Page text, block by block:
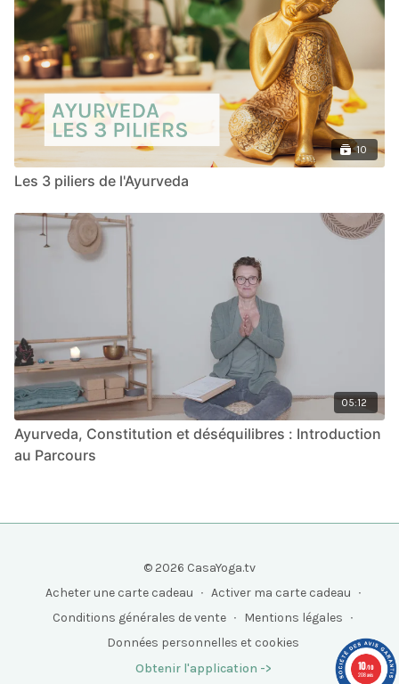
10
Les 3 piliers de l'Ayurveda
05:12
Ayurveda, Constitution et déséquilibres : Introduction
au Parcours
© 2026 CasaYoga.tv
Acheter une carte cadeau ∙ Activer ma carte cadeau ∙
Conditions générales de vente ∙ Mentions légales ∙
Données personnelles et cookies
Obtenir l'application ->
10/10
208 avis